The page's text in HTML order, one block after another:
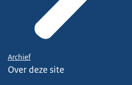
Archief
Over deze site